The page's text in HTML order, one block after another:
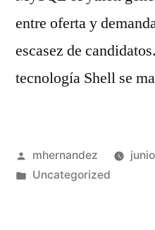
entre oferta y
escasez de
tecnología Shell se
Publicado
por
mhernandez
Publicado
Uncategorized